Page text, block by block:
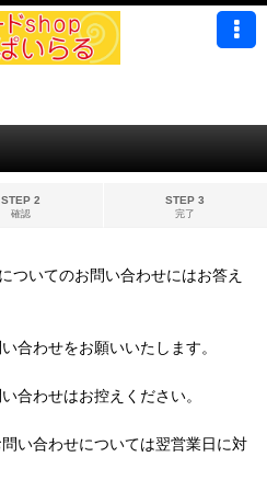
STEP 2
確認
STEP 3
完了
ついてのお問い合わせにはお答え
合わせをお願いいたします。
合わせはお控えください。
い合わせについては翌営業日に対